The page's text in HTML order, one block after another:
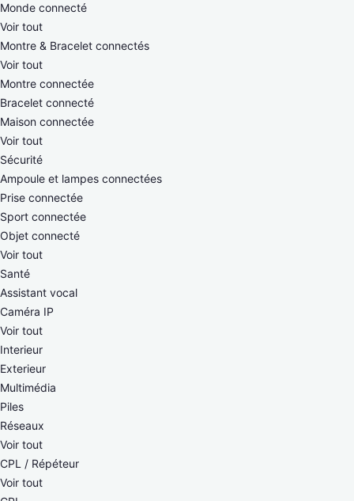
Monde connecté
Voir tout
Montre & Bracelet connectés
Voir tout
Montre connectée
Bracelet connecté
Maison connectée
Voir tout
Sécurité
Ampoule et lampes connectées
Prise connectée
Sport connectée
Objet connecté
Voir tout
Santé
Assistant vocal
Caméra IP
Voir tout
Interieur
Exterieur
Multimédia
Piles
Réseaux
Voir tout
CPL / Répéteur
Voir tout